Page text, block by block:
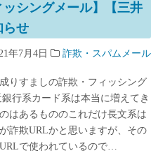
ッシングメール】【三井
らせ
年7月4日 詐欺・スパムメール
りすましの詐欺・フィッシング
行系カード系は本当に増えてき
はあるもののこれだけ長文系は
詐欺URLかと思いますが、その
で使われているので…